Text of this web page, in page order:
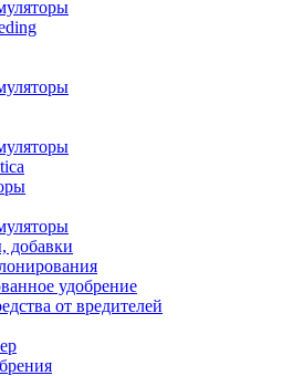
добавки
удобрение
от вредителей